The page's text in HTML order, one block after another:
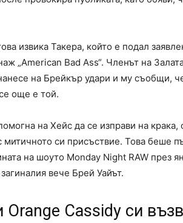
извика Такера, който е подал
„American Bad Ass“. Членът на
на Брейкър удари и му съобщи,
още е той.
на Хейс да се изправи на крака,
митичното си присъствие. Това беше
на шоуто Monday Night RAW през
вече Брей Уайът.
Orange Cassidy си